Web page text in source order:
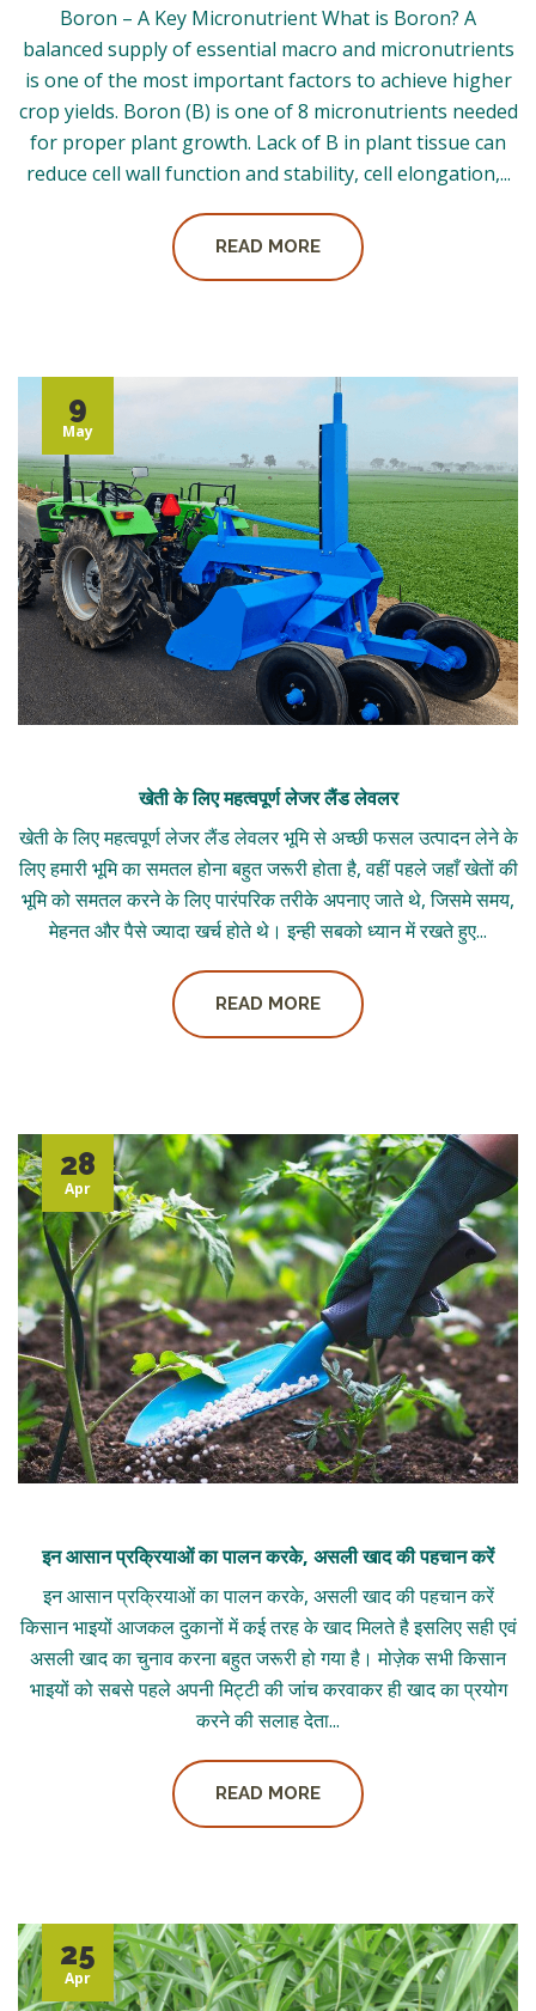
Boron – A Key Micronutrient What is Boron? A
balanced supply of essential macro and micronutrients
is one of the most important factors to achieve higher
crop yields. Boron (B) is one of 8 micronutrients needed
for proper plant growth. Lack of B in plant tissue can
reduce cell wall function and stability, cell elongation,...
READ MORE
खेती के लिए महत्वपूर्ण लेजर लैंड लेवलर
खेती के लिए महत्वपूर्ण लेजर लैंड लेवलर भूमि से अच्छी फसल उत्पादन लेने के
लिए हमारी भूमि का समतल होना बहुत जरूरी होता है, वहीं पहले जहाँ खेतों की
भूमि को समतल करने के लिए पारंपरिक तरीके अपनाए जाते थे, जिसमे समय,
मेहनत और पैसे ज्यादा खर्च होते थे। इन्ही सबको ध्यान में रखते हुए...
READ MORE
9
May
इन आसान प्रक्रियाओं का पालन करके, असली खाद की पहचान करें
इन आसान प्रक्रियाओं का पालन करके, असली खाद की पहचान करें
किसान भाइयों आजकल दुकानों में कई तरह के खाद मिलते है इसलिए सही एवं
असली खाद का चुनाव करना बहुत जरूरी हो गया है। मोज़ेक सभी किसान
भाइयों को सबसे पहले अपनी मिट्टी की जांच करवाकर ही खाद का प्रयोग
करने की सलाह देता...
READ MORE
28
Apr
25
Apr